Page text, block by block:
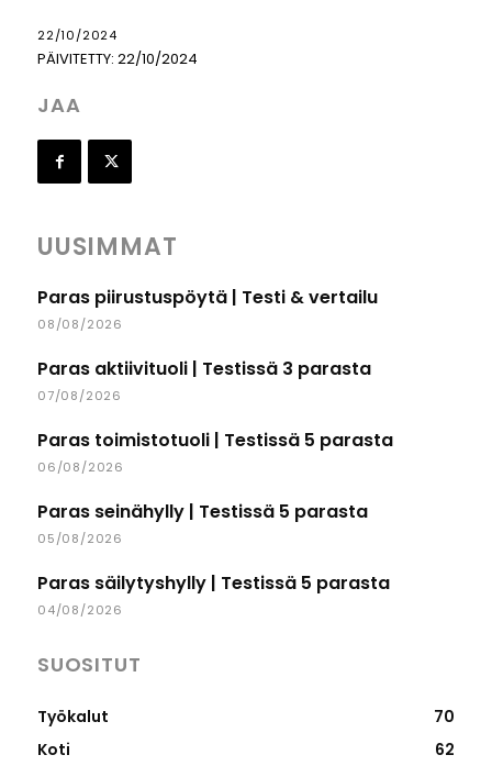
22/10/2024
PÄIVITETTY: 22/10/2024
JAA
UUSIMMAT
Paras piirustuspöytä | Testi & vertailu
08/08/2026
Paras aktiivituoli | Testissä 3 parasta
07/08/2026
Paras toimistotuoli | Testissä 5 parasta
06/08/2026
Paras seinähylly | Testissä 5 parasta
05/08/2026
Paras säilytyshylly | Testissä 5 parasta
04/08/2026
SUOSITUT
Työkalut
70
Koti
62